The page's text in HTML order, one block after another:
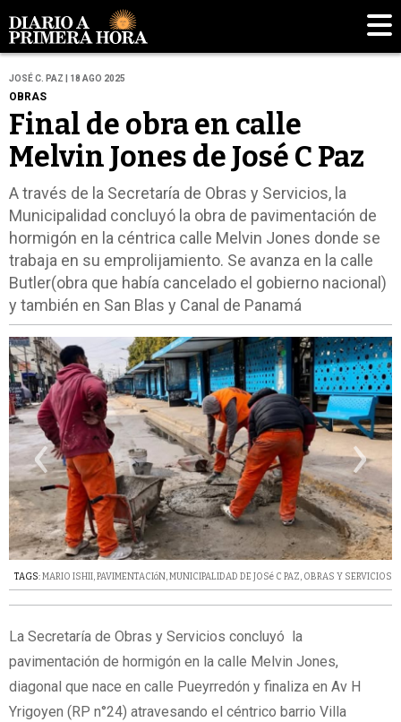
JOSÉ C. PAZ | 18 AGO 2025
OBRAS
Final de obra en calle
Melvin Jones de José C Paz
A través de la Secretaría de Obras y Servicios, la
Municipalidad concluyó la obra de pavimentación de
hormigón en la céntrica calle Melvin Jones donde se
trabaja en su emprolijamiento. Se avanza en la calle
Butler(obra que había cancelado el gobierno nacional)
y también en San Blas y Canal de Panamá
‹ ›
TAGS:MARIO ISHII,PAVIMENTACIóN ,MUNICIPALIDAD DE JOSé C PAZ, OBRAS Y SERVICIOS
La Secretaría de Obras y Servicios concluyó la
pavimentación de hormigón en la calle Melvin Jones,
diagonal que nace en calle Pueyrredón y finaliza en Av H
Yrigoyen (RP n°24) atravesando el céntrico barrio Villa